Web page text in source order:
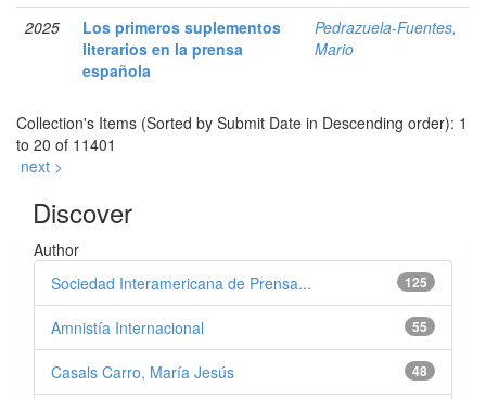
2025
Los primeros suplementos
literarios en la prensa
española
Pedrazuela-Fuentes,
Mario
Collection's Items (Sorted by Submit Date in Descending order): 1
to 20 of 11401
next >
Discover
Author
125
Sociedad Interamericana de Prensa...
55
Amnistía Internacional
48
Casals Carro, María Jesús